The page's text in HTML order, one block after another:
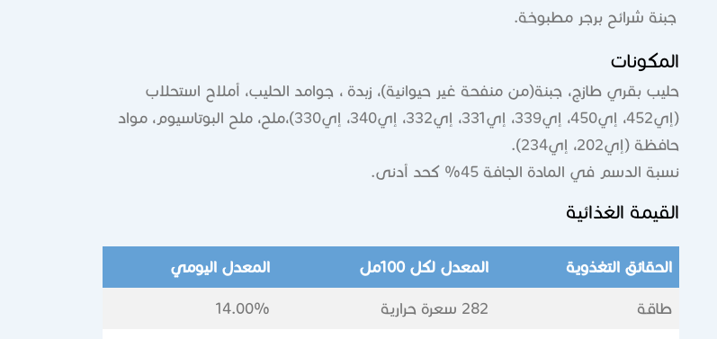
جبنة شرائح برجر مطبوخة.
المكونات
حليب بقري طازج، جبنة(من منفحة غير حيوانية)، زبدة ، جوامد الحليب، أملاح استحلاب
(إي452، إي450، إي339، إي331، إي332، إي340، إي330)،ملح، ملح البوتاسيوم، مواد
حافظة (إي202، إي234).
نسبة الدسم في المادة الجافة 45% كحد أدنى.
القيمة الغذائية
الحقائق التغذوية المعدل لكل 100مل المعدل اليومي
طاقة 282 سعرة حرارية 14.00%